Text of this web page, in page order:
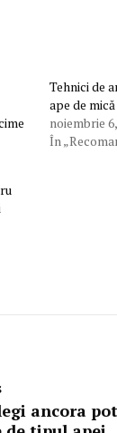
Tehnici de
ape de
noiembrie
În
ancora